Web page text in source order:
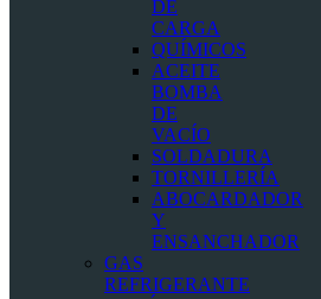
DE
CARGA
QUÍMICOS
ACEITE
BOMBA
DE
VACÍO
SOLDADURA
TORNILLERÍA
ABOCARDADOR
Y
ENSANCHADOR
GAS
REFRIGERANTE